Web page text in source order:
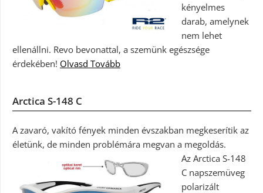
kényelmes
darab, amelynek
nem lehet
ellenállni. Revo bevonattal, a szemünk egészsége
érdekében! Olvasd Tovább
Arctica S-148 C
A zavaró, vakító fények minden évszakban megkeserítik az
életünk, de minden problémára megvan a megoldás.
Az Arctica S-148
C napszemüveg
polarizált